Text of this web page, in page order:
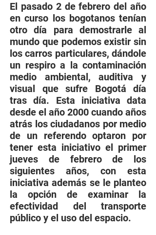
El pasado 2 de febrero del año
en curso los bogotanos tenían
otro día para demostrarle al
mundo que podemos existir sin
los carros particulares, dándole
un respiro a la contaminación
medio ambiental, auditiva y
visual que sufre Bogotá día
tras día. Esta iniciativa data
desde el año 2000 cuando años
atrás los ciudadanos por medio
de un referendo optaron por
tener esta iniciativo el primer
jueves de febrero de los
siguientes años, con esta
iniciativa además se le planteo
la opción de examinar la
efectividad del transporte
público y el uso del espacio.